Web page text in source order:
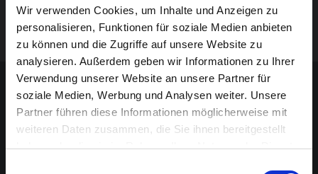
Wir verwenden Cookies, um Inhalte und Anzeigen zu
personalisieren, Funktionen für soziale Medien anbieten
zu können und die Zugriffe auf unsere Website zu
analysieren. Außerdem geben wir Informationen zu Ihrer
Verwendung unserer Website an unsere Partner für
soziale Medien, Werbung und Analysen weiter. Unsere
Partner führen diese Informationen möglicherweise mit
weiteren Daten zusammen, die Sie ihnen bereitgestellt
haben oder die sie im Rahmen Ihrer Nutzung der Dienste
Fallgeschichten – in Eupen mit Fokus auf Opfer der
Wehrmachtjustiz im besetzten Belgien.
Sponsoren-Inhalt